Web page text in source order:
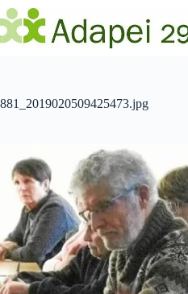
Passer
au
contenu
881_2019020509425473.jpg